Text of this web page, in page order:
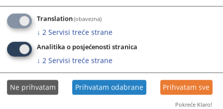
Translation(obavezna)
↓ 2 Servisi treće strane
Analitika o posjećenosti stranica
↓ 2 Servisi treće strane
Ne prihvatam Prihvatam odabrane Prihvatam sve
Pokreće Klaro!